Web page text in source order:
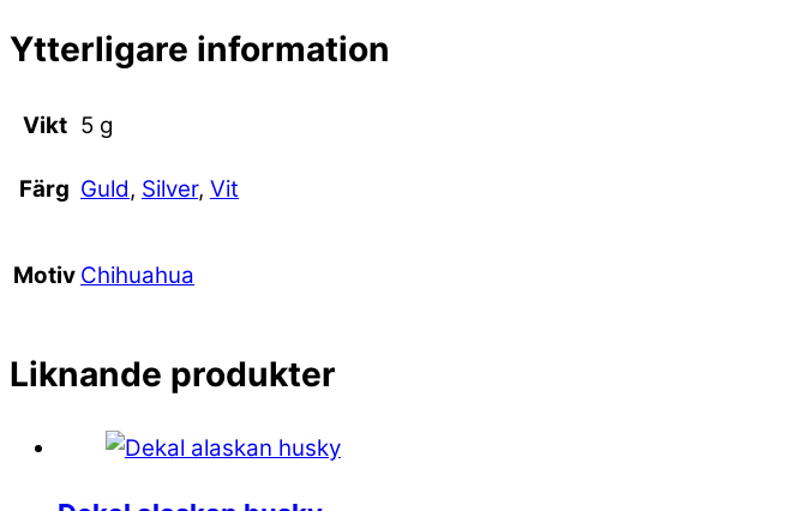
Ytterligare information
Vikt 5 g
Färg Guld, Silver, Vit
Motiv Chihuahua
Liknande produkter